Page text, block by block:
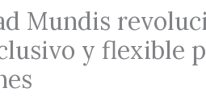
Mundis
y flexible